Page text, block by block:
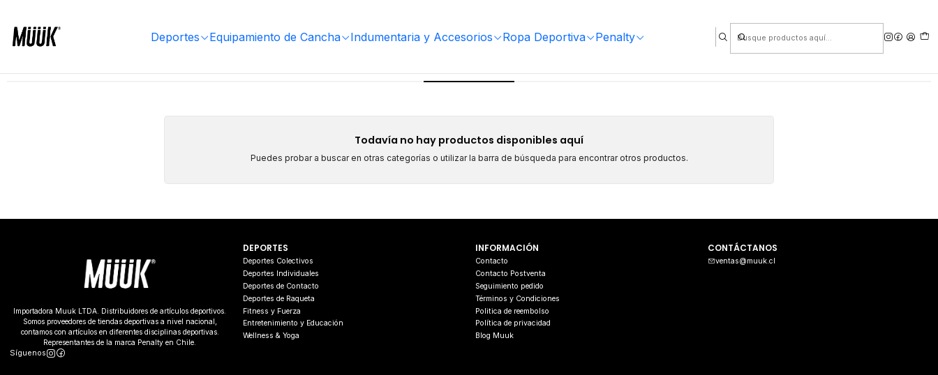
Deportes Equipamiento de Cancha Indumentaria y Accesorios Ropa Deportiva Penalty
Todavía no hay productos disponibles aquí
Puedes probar a buscar en otras categorías o utilizar la barra de búsqueda para encontrar otros productos.
Importadora Muuk LTDA. Distribuidores de artículos deportivos.
Somos proveedores de tiendas deportivas a nivel nacional,
contamos con artículos en diferentes disciplinas deportivas.
Representantes de la marca Penalty en Chile.
Síguenos
DEPORTES
Deportes Colectivos
Deportes Individuales
Deportes de Contacto
Deportes de Raqueta
Fitness y Fuerza
Entretenimiento y Educación
Wellness & Yoga
INFORMACIÓN
Contacto
Contacto Postventa
Seguimiento pedido
Términos y Condiciones
Politica de reembolso
Política de privacidad
Blog Muuk
CONTÁCTANOS
ventas@muuk.cl